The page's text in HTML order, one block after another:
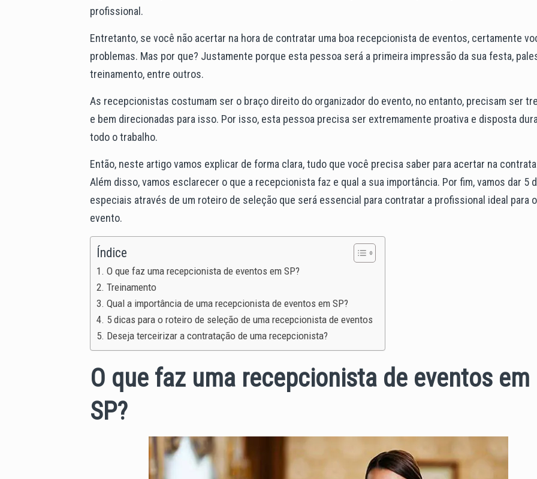
profissional.
Entretanto, se você não acertar na hora de contratar uma boa recepcionista de eventos, certamente
problemas. Mas por que? Justamente porque esta pessoa será a primeira impressão da sua festa,
treinamento, entre outros.
As recepcionistas costumam ser o braço direito do organizador do evento, no entanto, precisam ser
e bem direcionadas para isso. Por isso, esta pessoa precisa ser extremamente proativa e disposta
todo o trabalho.
Então, neste artigo vamos explicar de forma clara, tudo que você precisa saber para acertar na
Além disso, vamos esclarecer o que a recepcionista faz e qual a sua importância. Por fim, vamos dar 5
especiais através de um roteiro de seleção que será essencial para contratar a profissional ideal para
evento.
Índice
O que faz uma recepcionista de eventos em SP?
Treinamento
Qual a importância de uma recepcionista de eventos em SP?
5 dicas para o roteiro de seleção de uma recepcionista de eventos
Deseja terceirizar a contratação de uma recepcionista?
O que faz uma recepcionista de eventos em
SP?